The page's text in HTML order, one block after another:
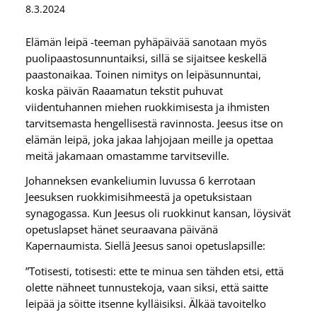
8.3.2024
Elämän leipä -teeman pyhäpäivää sanotaan myös
puolipaastosunnuntaiksi, sillä se sijaitsee keskellä
paastonaikaa. Toinen nimitys on leipäsunnuntai,
koska päivän Raaamatun tekstit puhuvat
viidentuhannen miehen ruokkimisesta ja ihmisten
tarvitsemasta hengellisestä ravinnosta. Jeesus itse on
elämän leipä, joka jakaa lahjojaan meille ja opettaa
meitä jakamaan omastamme tarvitseville.
Johanneksen evankeliumin luvussa 6 kerrotaan
Jeesuksen ruokkimisihmeestä ja opetuksistaan
synagogassa. Kun Jeesus oli ruokkinut kansan, löysivät
opetuslapset hänet seuraavana päivänä
Kapernaumista. Siellä Jeesus sanoi opetuslapsille:
”Totisesti, totisesti: ette te minua sen tähden etsi, että
olette nähneet tunnustekoja, vaan siksi, että saitte
leipää ja söitte itsenne kylläisiksi. Älkää tavoitelko